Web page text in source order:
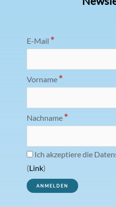
E-Mail *
Vorname *
Nachname *
Ich akzeptiere die
(Link)